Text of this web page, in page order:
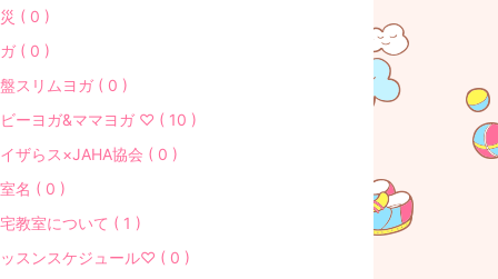
( 0 )
( 0 )
スリムヨガ ( 0 )
ーヨガ&ママヨガ ♡ ( 10 )
イザらス×JAHA協会 ( 0 )
名 ( 0 )
教室について ( 1 )
スンスケジュール♡ ( 0 )